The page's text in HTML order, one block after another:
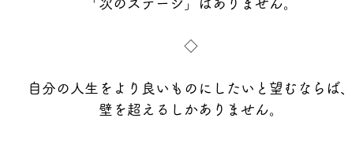
「次のステージ」はありません。
◇
自分の人生をより良いものにしたいと望むならば、
壁を超えるしかありません。